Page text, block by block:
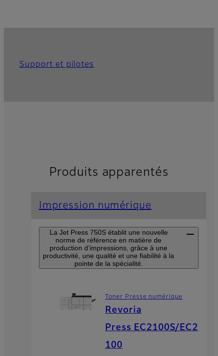
Support et pilotes
Produits apparentés
Impression numérique
La Jet Press 750S établit une nouvelle
norme de référence en matière de
production d’impressions, grâce à une
productivité, une qualité et une fiabilité à la
pointe de la spécialité.
Toner Presse numérique
Revoria
Press EC2100S/EC2
100